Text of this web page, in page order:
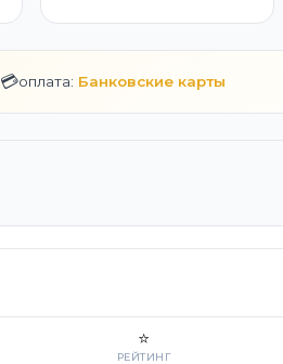
💳оплата: Банковские карты
⭐
РЕЙТИНГ